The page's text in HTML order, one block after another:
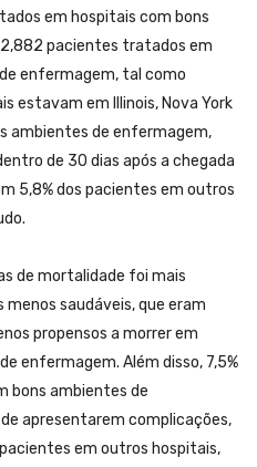
em hospitais com bons
pacientes tratados em
enfermagem, tal como
estavam em Illinois, Nova York
ambientes de enfermagem,
de 30 dias após a chegada
5,8% dos pacientes em outros
de mortalidade foi mais
saudáveis, que eram
propensos a morrer em
enfermagem. Além disso, 7,5%
bons ambientes de
apresentarem complicações,
em outros hospitais,